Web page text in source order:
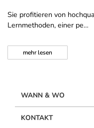
Sie profitieren von
Lernmethoden, einer pe…
mehrlesen
WANN & WO
KONTAKT